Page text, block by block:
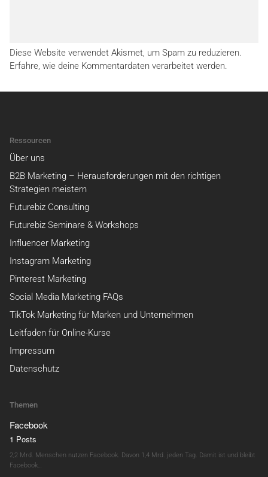
Diese Website verwendet Akismet, um Spam zu reduzieren.
Erfahre, wie deine Kommentardaten verarbeitet werden.
Ressourcen
Über uns
B2B Marketing – Herausforderungen mit den richtigen
Strategien meistern
Futurebiz Consulting
Futurebiz Seminare & Workshops
Influencer Marketing
Instagram Marketing
Pinterest Marketing
Social Media Marketing FAQs
TikTok Marketing für Marken und Unternehmen
Leitfaden für Online-Kurse
Impressum
Datenschutz
Themen
Facebook
1 Posts
2,2 Mrd. Menschen nutzen Facebook. Davon 1,4 Mrd. jeden Tag. Damit ist und bleibt
Facebook…